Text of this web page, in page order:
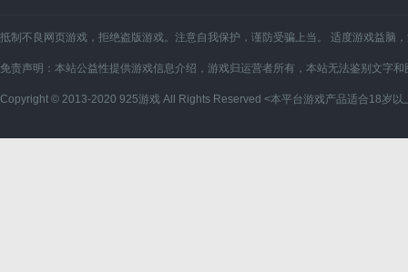
抵制不良网页游戏，拒绝盗版游戏。注意自我保护，谨防受骗上当。 适度游戏益脑
免责声明：本站公益性提供游戏信息介绍，游戏归运营者所有，本站无法鉴别文字
Copyright © 2013-2020 925游戏 All Rights Reserved <本平台游戏产品适合18岁